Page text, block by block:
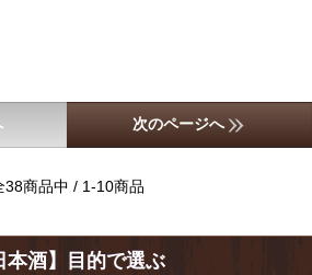
次のページへ
38商品中 / 1-10商品
本酒】目的で選ぶ